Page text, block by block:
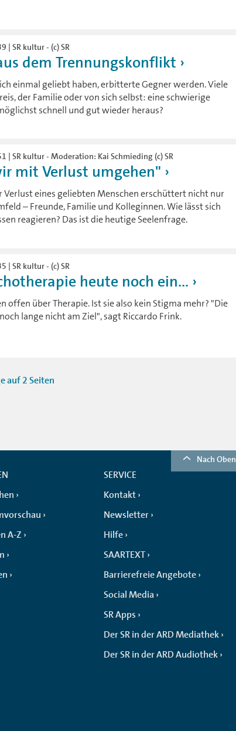
| SR kultur - (c) SR
dem Trennungskonflikt
einmal geliebt haben, erbitterte Gegner werden. Viele
der Familie oder von sich selbst: eine schwierige
schnell und gut wieder heraus?
| SR kultur - Moderation: Kai Schmieding (c) SR
mit Verlust umgehen"
Verlust eines geliebten Menschen erschüttert nicht nur
– Freunde, Familie und Kolleginnen. Wie lässt sich
reagieren? Das ist die heutige Seelenfrage.
| SR kultur - (c) SR
heute noch ein...
offen über Therapie. Ist sie also kein Stigma mehr? "Die
lange nicht am Ziel", sagt Riccardo Frink.
auf 2 Seiten
Nach Oben
A-Z
SERVICE
Kontakt
Newsletter
Hilfe
SAARTEXT
Barrierefreie Angebote
Social Media
SR Apps
Der SR in der ARD Mediathek
Der SR in der ARD Audiothek